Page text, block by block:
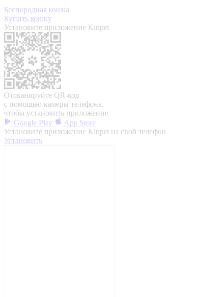
Беспородная кошка
Купить кошку
Установите приложение Kinpet
Отсканируйте QR-код
с помощью камеры телефона,
чтобы установить приложение
Google Play
App Store
Установите приложение Kinpet на свой телефон
Установить